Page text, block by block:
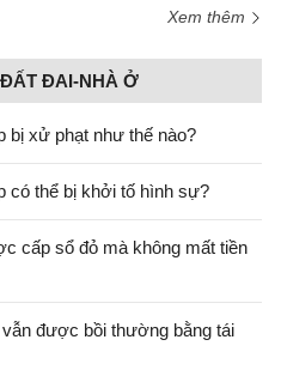
Xem thêm
ĐAI-NHÀ Ở
bị xử phạt như thế nào?
có thể bị khởi tố hình sự?
cấp sổ đỏ mà không mất tiền
được bồi thường bằng tái